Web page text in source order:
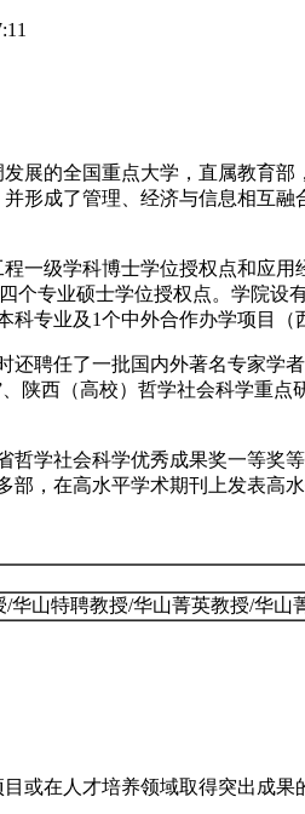
展的全国重点大学，直属教育
形成了管理、经济与信息相互
一级学科博士学位授权点和应
专业硕士学位授权点。学院
专业及1个中外合作办学项目（
还聘任了一批国内外著名专家
陕西（高校）哲学社会科学重
学社会科学优秀成果奖一等奖
，在高水平学术期刊上发表高水
/华山特聘教授/华山菁英教授/华山
或在人才培养领域取得突出成